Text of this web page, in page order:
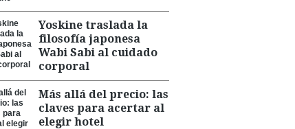
Yoskine traslada la
filosofía japonesa
Wabi Sabi al cuidado
corporal
Más allá del precio: las
claves para acertar al
elegir hotel